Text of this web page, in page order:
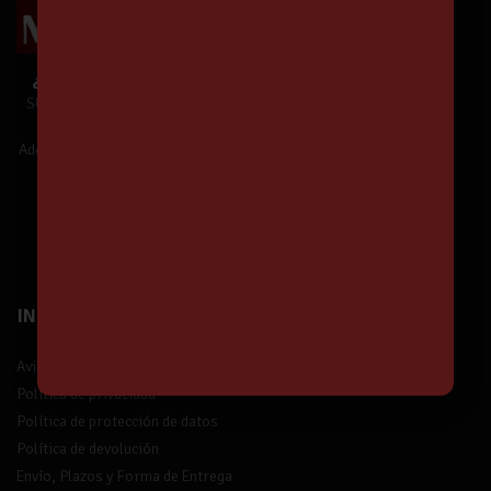
¿Te unes a Nuestra Comunidad?
SUSCRÍBETE y estarás informado de
Además,
INFORMACIÓN
Aviso legal
Política de privacidad
Política de protección de datos
Política de devolución
Envío, Plazos y Forma de Entrega